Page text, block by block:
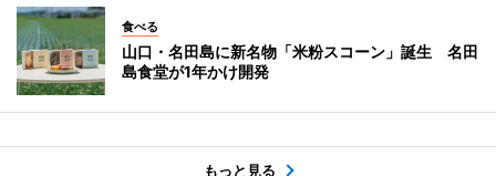
食べる
山口・名田島に新名物「米粉スコーン」誕生 名田
島食堂が1年かけ開発
もっと見る